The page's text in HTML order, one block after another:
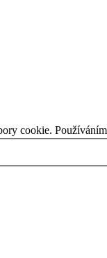
cookie.